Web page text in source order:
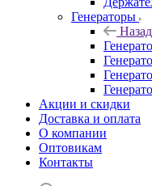
Генераторы
Назад
Акции и скидки
Доставка и оплата
О компании
Оптовикам
Контакты